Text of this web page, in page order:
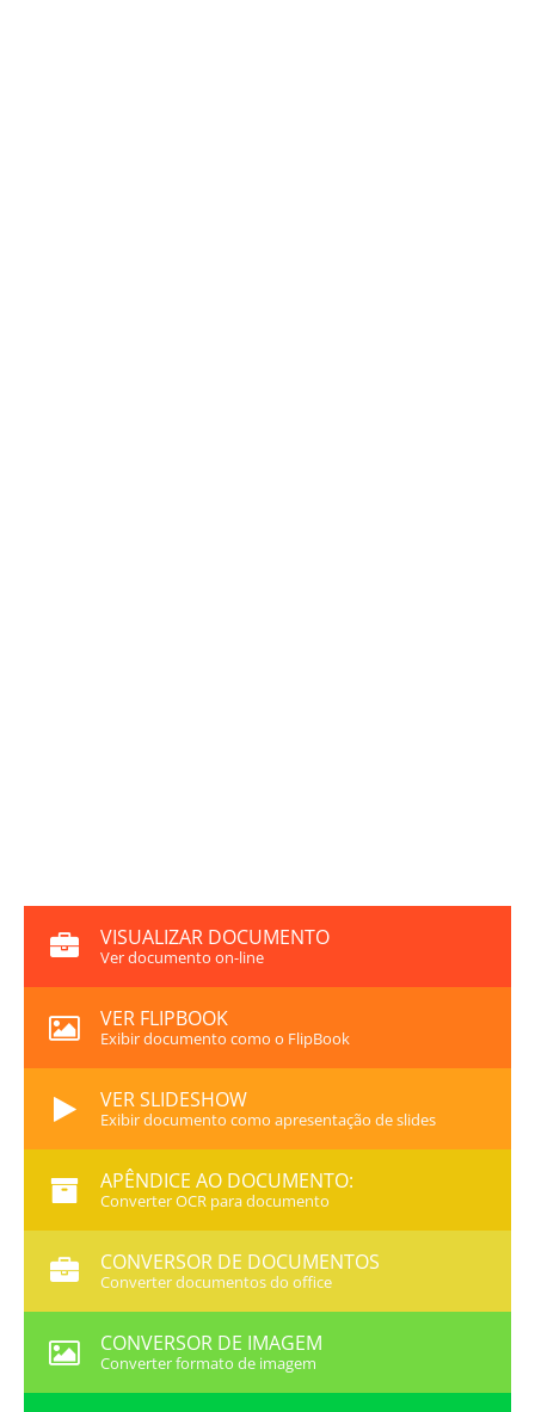
VISUALIZAR DOCUMENTO
Ver documento on-line
VER FLIPBOOK
Exibir documento como o FlipBook
VER SLIDESHOW
Exibir documento como apresentação de slides
APÊNDICE AO DOCUMENTO:
Converter OCR para documento
CONVERSOR DE DOCUMENTOS
Converter documentos do office
CONVERSOR DE IMAGEM
Converter formato de imagem